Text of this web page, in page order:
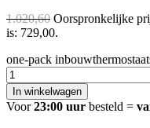
1.020,60 Oorspronkelijke
is: 729,00.
one-pack
In winkelwagen
Voor23:00 uur besteld =